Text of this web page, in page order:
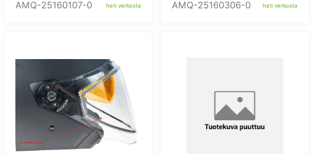
AMQ-25160107-0 heti verkosta AMQ-25160306-0 heti verkosta